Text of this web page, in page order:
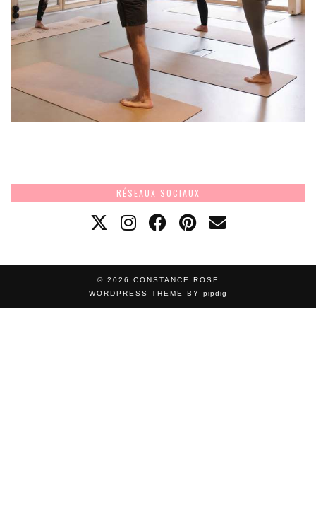
RÉSEAUX SOCIAUX
© 2026 CONSTANCE ROSE
WORDPRESS THEME BY pipdig